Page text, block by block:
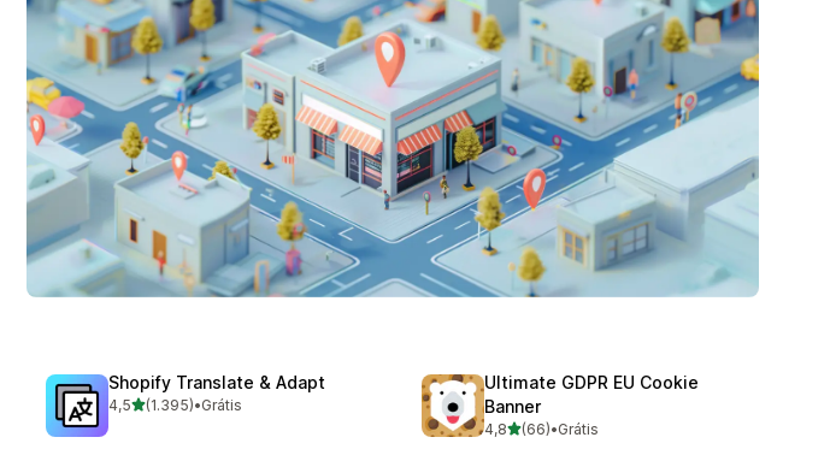
Shopify Translate & Adapt
4,5de 5 estrelas
(1.395)
1395 avaliações ao todo
•Grátis
Ultimate GDPR EU Cookie
Banner
4,8de 5 estrelas
(66)
66 avaliações ao todo
•Grátis